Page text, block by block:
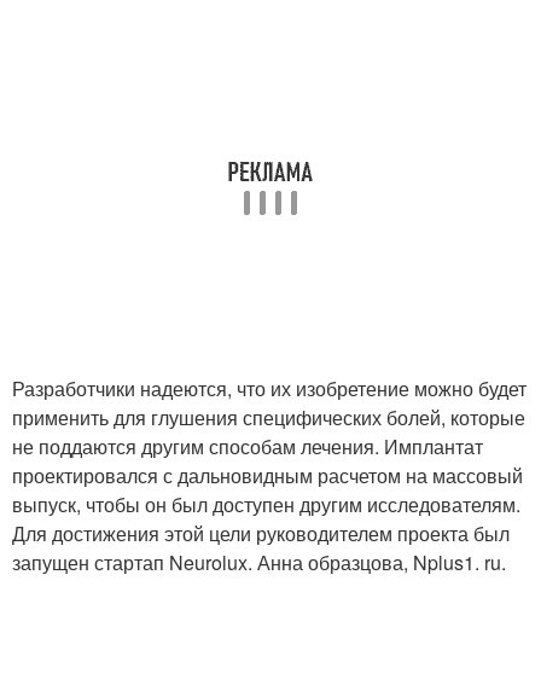
Разработчики надеются, что их изобретение можно будет
применить для глушения специфических болей, которые
не поддаются другим способам лечения. Имплантат
проектировался с дальновидным расчетом на массовый
выпуск, чтобы он был доступен другим исследователям.
Для достижения этой цели руководителем проекта был
запущен стартап Neurolux. Анна образцова, Nplus1. ru.